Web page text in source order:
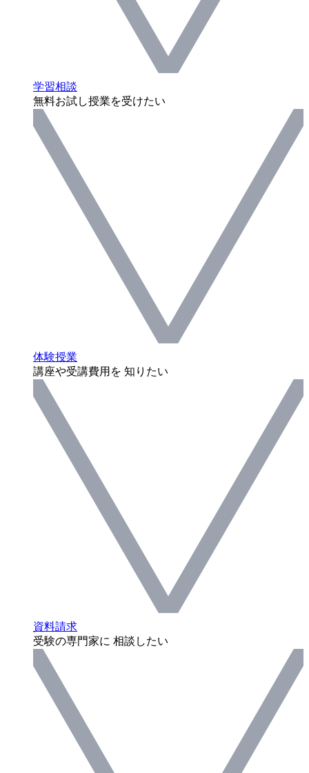
学習相談
無料お試し授業を受けたい
体験授業
講座や受講費用を 知りたい
資料請求
受験の専門家に 相談したい